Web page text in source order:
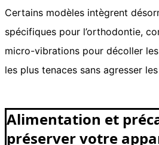
Certains modèles intègrent
spécifiques pour l’orthodontie,
micro-vibrations pour décoller
les plus tenaces sans agresser
Alimentation et
préserver votre